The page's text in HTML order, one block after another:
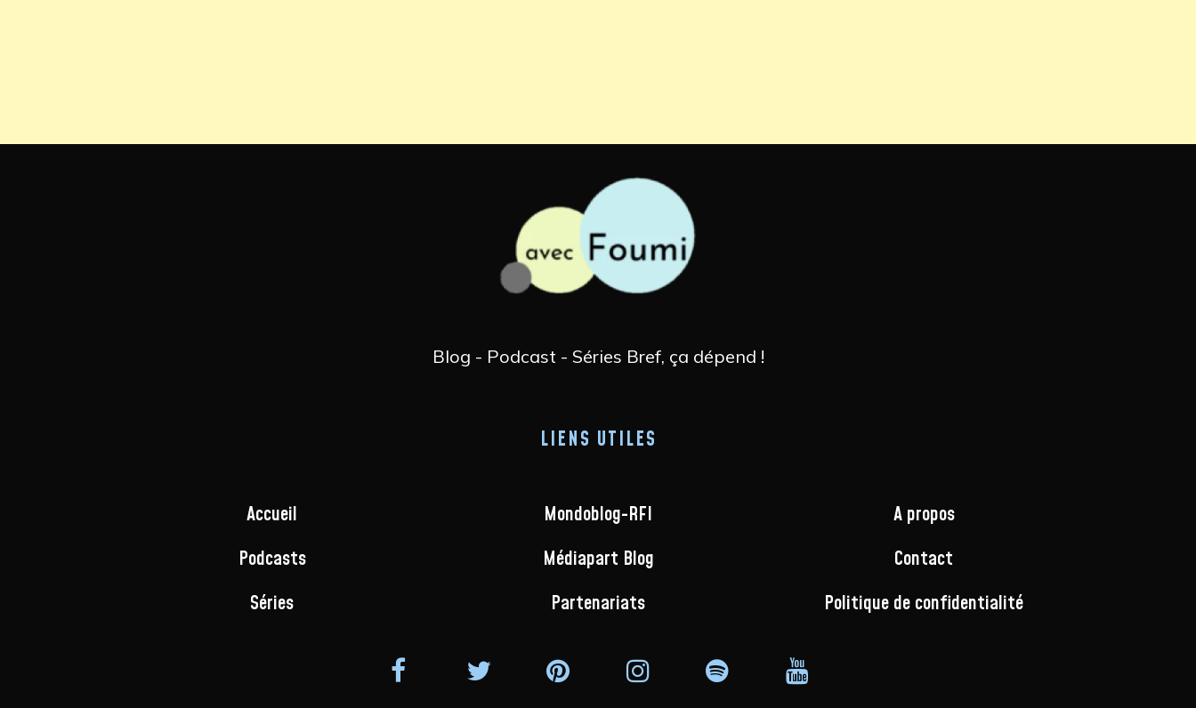
Blog - Podcast - Séries Bref, ça dépend !
LIENS UTILES
Accueil
Podcasts
Séries
Mondoblog-RFI
Médiapart Blog
Partenariats
A propos
Contact
Politique de confidentialité